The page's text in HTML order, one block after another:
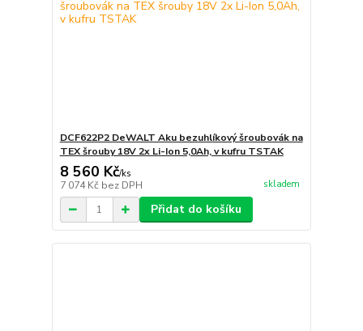
DCF622P2 DeWALT Aku bezuhlíkový šroubovák na
TEX šrouby 18V 2x Li-Ion 5,0Ah, v kufru TSTAK
8 560 Kč/ks
7 074 Kč bez DPH skladem
Přidat do košíku